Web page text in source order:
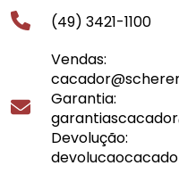
(49) 3421-1100
Vendas:
Garantia:
Devolução: